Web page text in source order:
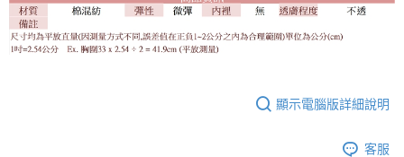
顯示電腦版詳細說明
客服